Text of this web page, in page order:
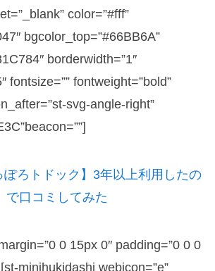
color=”#fff”
bgcolor_top=”#66BB6A”
borderwidth=”1″
fontsize=”” fontweight=”bold”
svg-angle-right”
ぽろトドック】3年以上利用したの
で口コミしてみた
0 15px 0″ padding=”0 0 0
minihukidashi webicon=”e”